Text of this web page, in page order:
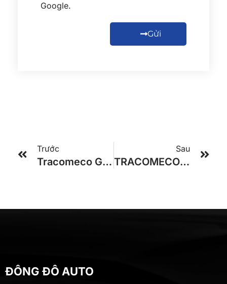
Google.
Gửi
Trước
Tracomeco Global Noble 29/34
Sau
TRACOMECO 34 PHÒNG VIP KIỂU DÁNG HYUNDAI NEW UNIVERSE
ĐÔNG ĐÔ AUTO